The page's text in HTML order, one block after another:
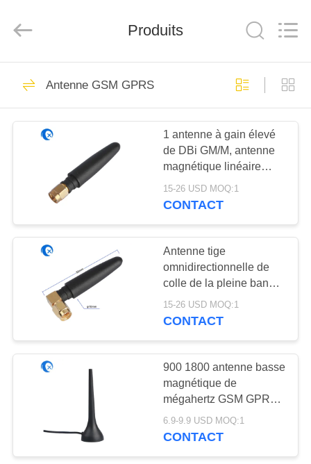
MAISON
PRODUITS
SUJET
NOUS
D'USINE
CONTRÔLE
DE
CONTACTEZ-
NOUS
Co.,
Reserved.
Antenne d'Omni
WiFi
Antenne GSM
GPRS
24
Antenne de
navigation de GPS
69
Produits
Antenne GSM GPRS
1 antenne à gain élevé
de DBi GM/M, antenne
magnétique linéaire
SMA de GM/M
15-26 USD MOQ:1
CONTACT
Antenne tige
omnidirectionnelle de
colle de la pleine bande
SMA GPRS GSM 4G
15-26 USD MOQ:1
CONTACT
900 1800 antenne basse
magnétique de
mégahertz GSM GPRS
avec MMCX le
connecteur masculin
6.9-9.9 USD MOQ:1
CONTACT